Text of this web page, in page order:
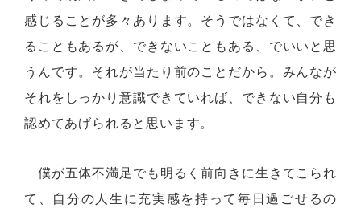
感じることが多々あります。そうではなくて、でき
ることもあるが、できないこともある、でいいと思
うんです。それが当たり前のことだから。みんなが
それをしっかり意識できていれば、できない自分も
認めてあげられると思います。
僕が五体不満足でも明るく前向きに生きてこられ
て、自分の人生に充実感を持って毎日過ごせるの